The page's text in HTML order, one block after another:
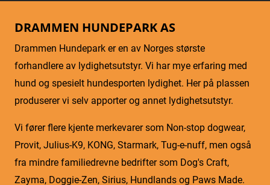
DRAMMEN HUNDEPARK AS
Drammen Hundepark er en av Norges største
forhandlere av lydighetsutstyr. Vi har mye erfaring med
hund og spesielt hundesporten lydighet. Her på plassen
produserer vi selv apporter og annet lydighetsutstyr.
Vi fører flere kjente merkevarer som Non-stop dogwear,
Provit, Julius-K9, KONG, Starmark, Tug-e-nuff, men også
fra mindre familiedrevne bedrifter som Dog's Craft,
Zayma, Doggie-Zen, Sirius, Hundlands og Paws Made.